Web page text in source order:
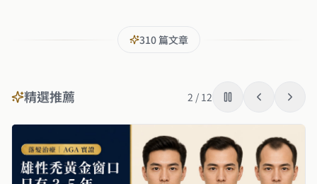
310 篇文章
精選推薦 2 / 12